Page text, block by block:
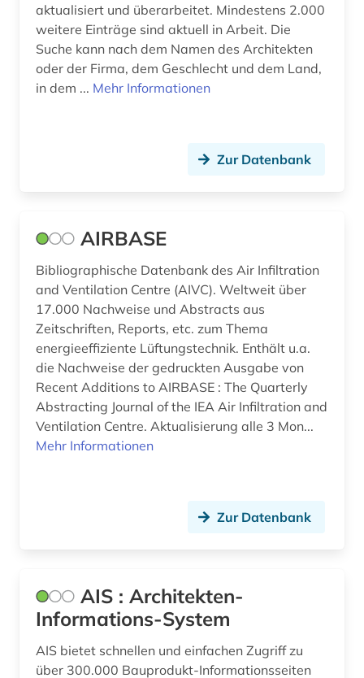
bodenverschmutzung (1)
brandenburg (2)
brief (1)
brückenbau (1)
building information modeling (1)
bundeswasserstraße (1)
bunker (2)
burg (1)
cad (3)
carbonbeton (1)
cd-rom (2)
chemie (48)
aktualisiert und überarbeitet. Mindestens 2.000
weitere Einträge sind aktuell in Arbeit. Die
Suche kann nach dem Namen des Architekten
oder der Firma, dem Geschlecht und dem Land,
in dem ... Mehr Informationen
Zur Datenbank
AIRBASE
Bibliographische Datenbank des Air Infiltration
and Ventilation Centre (AIVC). Weltweit über
17.000 Nachweise und Abstracts aus
Zeitschriften, Reports, etc. zum Thema
energieeffiziente Lüftungstechnik. Enthält u.a.
die Nachweise der gedruckten Ausgabe von
Recent Additions to AIRBASE : The Quarterly
Abstracting Journal of the IEA Air Infiltration and
Ventilation Centre. Aktualisierung alle 3 Mon...
Mehr Informationen
Zur Datenbank
AIS : Architekten-
Informations-System
AIS bietet schnellen und einfachen Zugriff zu
über 300.000 Bauprodukt-Informationsseiten